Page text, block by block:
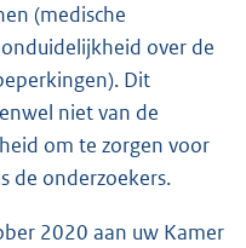
(medische
over de
Dit
niet van de
om te zorgen voor
de onderzoekers.
2020 aan uw Kamer